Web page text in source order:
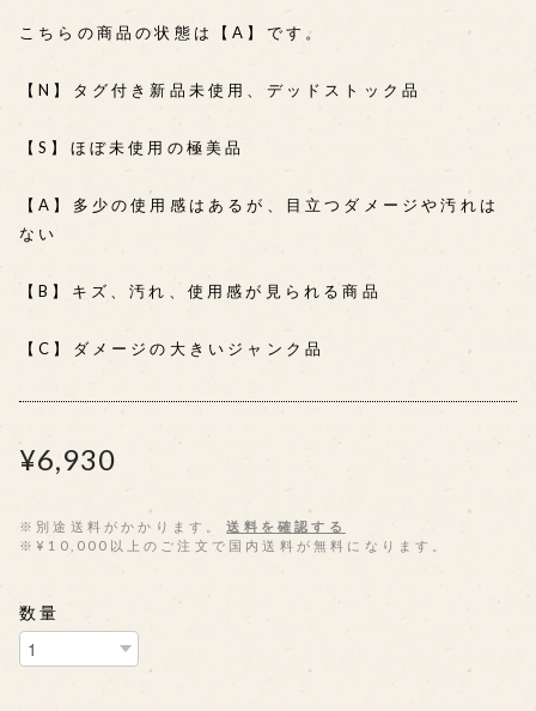
こちらの商品の状態は【A】です。
【N】タグ付き新品未使用、デッドストック品
【S】ほぼ未使用の極美品
【A】多少の使用感はあるが、目立つダメージや汚れは
ない
【B】キズ、汚れ、使用感が見られる商品
【C】ダメージの大きいジャンク品
¥6,930
※別途送料がかかります。
送料を確認する
※¥10,000以上のご注文で国内送料が無料になります。
数量